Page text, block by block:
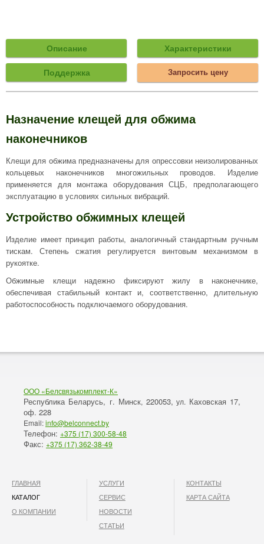
Описание Характеристики
Поддержка Запросить цену
Назначение клещей для обжима
наконечников
Клещи для обжима предназначены для опрессовки неизолированных
кольцевых наконечников многожильных проводов. Изделие
применяется для монтажа оборудования СЦБ, предполагающего
эксплуатацию в условиях сильных вибраций.
Устройство обжимных клещей
Изделие имеет принцип работы, аналогичный стандартным ручным
тискам. Степень сжатия регулируется винтовым механизмом в
рукоятке.
Обжимные клещи надежно фиксируют жилу в наконечнике,
обеспечивая стабильный контакт и, соответственно, длительную
работоспособность подключаемого оборудования.
ООО «Белсвязькомплект-К»
Республика Беларусь, г. Минск, 220053, ул. Каховская 17,
оф. 228
Email:info@belconnect.by
Телефон: +375 (17) 300-58-48
Факс: +375 (17) 362-38-49
ГЛАВНАЯ
КАТАЛОГ
О КОМПАНИИ
УСЛУГИ
СЕРВИС
НОВОСТИ
СТАТЬИ
КОНТАКТЫ
КАРТА САЙТА